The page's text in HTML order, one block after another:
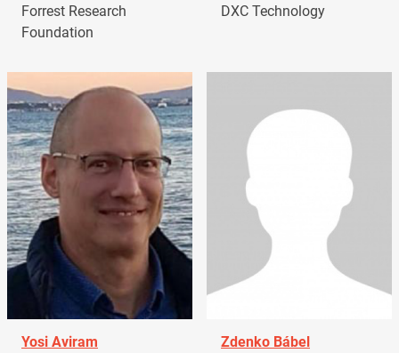
Forrest Research
Foundation
DXC Technology
Yosi Aviram
Zdenko Bábel